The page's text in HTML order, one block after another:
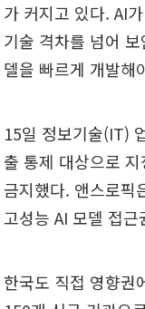
가 커지고 있다. AI
기술 격차를 넘어
델을 빠르게 개발해
15일 정보기술(IT)
출 통제 대상으로
금지했다. 앤스로픽
고성능 AI 모델 접
한국도 직접 영향권